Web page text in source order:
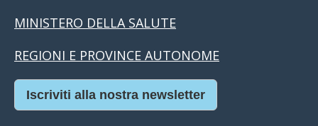
MINISTERO DELLA SALUTE
REGIONI E PROVINCE AUTONOME
Iscriviti alla nostra newsletter